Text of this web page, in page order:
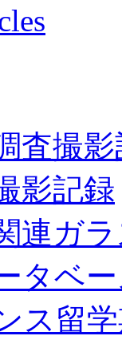
査撮
影記録
連ガ
タベ
ス留